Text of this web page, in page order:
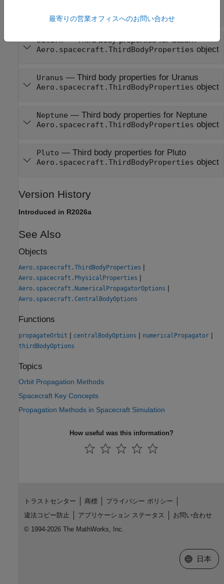
Saturn—Third body properties for Saturn
Aero.spacecraft.ThirdBodyProperties object
Uranus — Third body properties for Uranus
Aero.spacecraft.ThirdBodyProperties object
Neptune — Third body properties for Neptune
Aero.spacecraft.ThirdBodyProperties object
Pluto — Third body properties for Pluto
Aero.spacecraft.ThirdBodyProperties object
Version History
Introduced in R2026a
See Also
Objects
Aero.spacecraft.ThirdBodyProperties |
Aero.spacecraft.PhysicalProperties |
Aero.spacecraft.NumericalPropagatorOptions |
Aero.spacecraft.CentralBodyOptions
Functions
propagateOrbit | centralBodyOptions | numericalPropagator |
thirdBodyOptions
Topics
Orbit Propagation Methods
Spacecraft Key Concepts
Propagation Methods in Spacecraft Simulation
How useful was this information?
最寄りの営業オフィスへのお問い合わせ
トラストセンター 商標
プライバシー ポリシー
違法コピー防止
アプリケーション ステータス
お問い合わせ
© 1994-2026 The MathWorks, Inc.
Web サイ
日本